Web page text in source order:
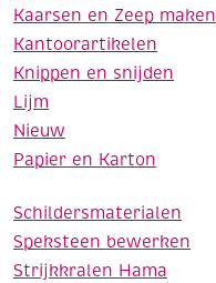
Kaarsen en Zeep maken
Kantoorartikelen
Knippen en snijden
Lijm
Nieuw
Papier en Karton
Schildersmaterialen
Speksteen bewerken
Strijkkralen Hama